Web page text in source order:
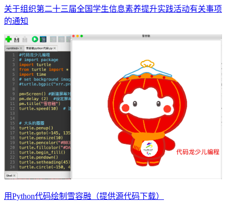
关于组织第二十三届全国学生信息素养提升实践活动有关事项
的通知
用Python代码绘制雪容融（提供源代码下载）